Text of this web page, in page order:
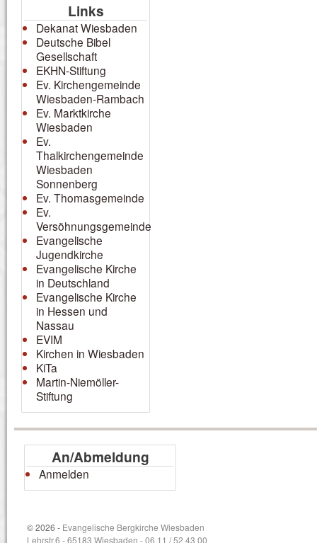
Links
Dekanat Wiesbaden
Deutsche Bibel
Gesellschaft
EKHN-Stiftung
Ev. Kirchengemeinde
Wiesbaden-Rambach
Ev. Marktkirche
Wiesbaden
Ev.
Thalkirchengemeinde
Wiesbaden
Sonnenberg
Ev. Thomasgemeinde
Ev.
Versöhnungsgemeinde
Evangelische
Jugendkirche
Evangelische Kirche
in Deutschland
Evangelische Kirche
in Hessen und
Nassau
EVIM
Kirchen in Wiesbaden
KiTa
Martin-Niemöller-
Stiftung
An/Abmeldung
Anmelden
© 2026 - Evangelische Bergkirche Wiesbaden
Lehrstr.6 - 65183 Wiesbaden - 06 11 / 52 43 00